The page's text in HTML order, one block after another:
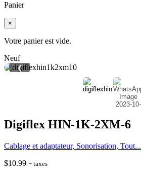
Panier
×
Votre panier est vide.
Neuf
❮
Digiflex HIN-1K-2XM-6
Cablage et adaptateur, Sonorisation, Tout...
$10.99 + taxes